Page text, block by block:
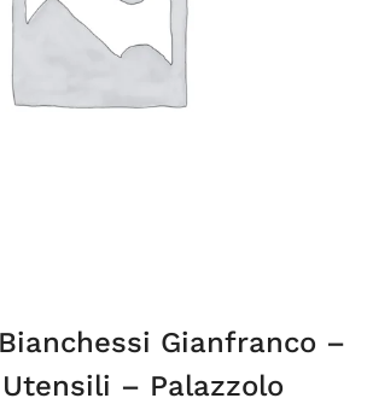
Gianfranco –
– Palazzolo